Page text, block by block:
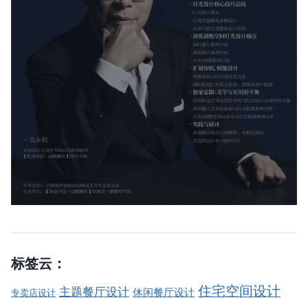
标签云：
专卖店设计 主题餐厅设计 休闲餐厅设计 住宅空间设计